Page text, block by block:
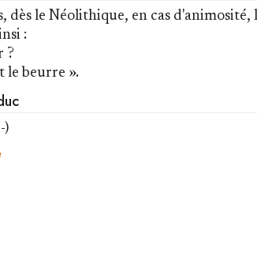
dès le Néolithique, en cas d'animosité,
:
?
le beurre ».
)